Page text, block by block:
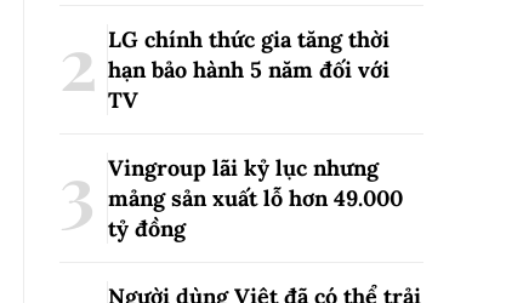
LG chính thức gia tăng thời
hạn bảo hành 5 năm đối với
TV
Vingroup lãi kỷ lục nhưng
mảng sản xuất lỗ hơn 49.000
tỷ đồng
Người dùng Việt đã có thể trải